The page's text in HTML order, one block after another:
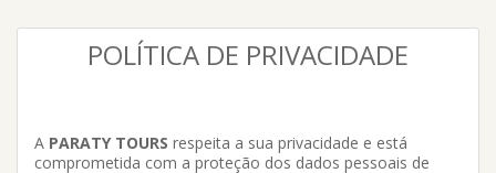
POLÍTICA DE PRIVACIDADE
A PARATY TOURS respeita a sua privacidade e está
comprometida com a proteção dos dados pessoais de